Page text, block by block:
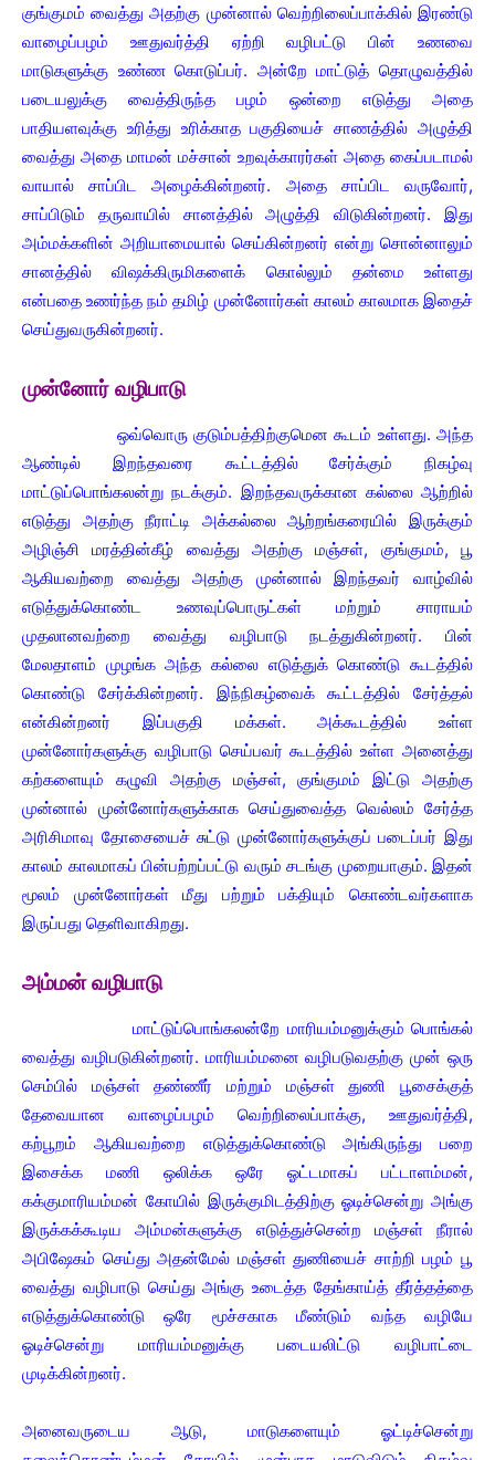
குங்குமம் வைத்து அதற்கு முன்னால் வெற்றிலைப்பாக்கில் இரண்டு
வாழைப்பழம் ஊதுவர்த்தி ஏற்றி வழிபட்டு பின் உணவை
மாடுகளுக்கு உண்ண கொடுப்பர். அன்றே மாட்டுத் தொழுவத்தில்
படையலுக்கு வைத்திருந்த பழம் ஒன்றை எடுத்து அதை
பாதியளவுக்கு உரித்து உரிக்காத பகுதியைச் சாணத்தில் அழுத்தி
வைத்து அதை மாமன் மச்சான் உறவுக்காரர்கள் அதை கைப்படாமல்
வாயால் சாப்பிட அழைக்கின்றனர். அதை சாப்பிட வருவோர்,
சாப்பிடும் தருவாயில் சானத்தில் அழுத்தி விடுகின்றனர். இது
அம்மக்களின் அறியாமையால் செய்கின்றனர் என்று சொன்னாலும்
சானத்தில் விஷக்கிருமிகளைக் கொல்லும் தன்மை உள்ளது
என்பதை உணர்ந்த நம் தமிழ் முன்னோர்கள் காலம் காலமாக இதைச்
செய்துவருகின்றனர்.
முன்னோர் வழிபாடு
ஒவ்வொரு குடும்பத்திற்குமென கூடம் உள்ளது. அந்த
ஆண்டில் இறந்தவரை கூட்டத்தில் சேர்க்கும் நிகழ்வு
மாட்டுப்பொங்கலன்று நடக்கும். இறந்தவருக்கான கல்லை ஆற்றில்
எடுத்து அதற்கு நீராட்டி அக்கல்லை ஆற்றங்கரையில் இருக்கும்
அழிஞ்சி மரத்தின்கீழ் வைத்து அதற்கு மஞ்சள், குங்குமம், பூ
ஆகியவற்றை வைத்து அதற்கு முன்னால் இறந்தவர் வாழ்வில்
எடுத்துக்கொண்ட உணவுப்பொருட்கள் மற்றும் சாராயம்
முதலானவற்றை வைத்து வழிபாடு நடத்துகின்றனர். பின்
மேலதாளம் முழங்க அந்த கல்லை எடுத்துக் கொண்டு கூடத்தில்
கொண்டு சேர்க்கின்றனர். இந்நிகழ்வைக் கூட்டத்தில் சேர்த்தல்
என்கின்றனர் இப்பகுதி மக்கள். அக்கூடத்தில் உள்ள
முன்னோர்களுக்கு வழிபாடு செய்பவர் கூடத்தில் உள்ள அனைத்து
கற்களையும் கழுவி அதற்கு மஞ்சள், குங்குமம் இட்டு அதற்கு
முன்னால் முன்னோர்களுக்காக செய்துவைத்த வெல்லம் சேர்த்த
அரிசிமாவு தோசையைச் சுட்டு முன்னோர்களுக்குப் படைப்பர் இது
காலம் காலமாகப் பின்பற்றப்பட்டு வரும் சடங்கு முறையாகும். இதன்
மூலம் முன்னோர்கள் மீது பற்றும் பக்தியும் கொண்டவர்களாக
இருப்பது தெளிவாகிறது.
அம்மன் வழிபாடு
மாட்டுப்பொங்கலன்றே மாரியம்மனுக்கும் பொங்கல்
வைத்து வழிபடுகின்றனர். மாரியம்மனை வழிபடுவதற்கு முன் ஒரு
செம்பில் மஞ்சள் தண்ணீர் மற்றும் மஞ்சள் துணி பூசைக்குத்
தேவையான வாழைப்பழம் வெற்றிலைப்பாக்கு, ஊதுவர்த்தி,
கற்பூறம் ஆகியவற்றை எடுத்துக்கொண்டு அங்கிருந்து பறை
இசைக்க மணி ஒலிக்க ஒரே ஓட்டமாகப் பட்டாளம்மன்,
கக்குமாரியம்மன் கோயில் இருக்குமிடத்திற்கு ஓடிச்சென்று அங்கு
இருக்கக்கூடிய அம்மன்களுக்கு எடுத்துச்சென்ற மஞ்சள் நீரால்
அபிஷேகம் செய்து அதன்மேல் மஞ்சள் துணியைச் சாற்றி பழம் பூ
வைத்து வழிபாடு செய்து அங்கு உடைத்த தேங்காய்த் தீர்த்தத்தை
எடுத்துக்கொண்டு ஒரே மூச்சகாக மீண்டும் வந்த வழியே
ஓடிச்சென்று மாரியம்மனுக்கு படையலிட்டு வழிபாட்டை
முடிக்கின்றனர்.
அனைவருடைய ஆடு, மாடுகளையும் ஓட்டிச்சென்று